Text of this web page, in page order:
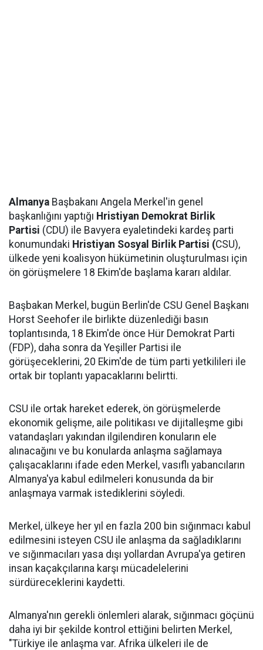
Almanya Başbakanı Angela Merkel'in genel
başkanlığını yaptığı Hristiyan Demokrat Birlik
Partisi (CDU) ile Bavyera eyaletindeki kardeş parti
konumundaki Hristiyan Sosyal Birlik Partisi (CSU),
ülkede yeni koalisyon hükümetinin oluşturulması için
ön görüşmelere 18 Ekim'de başlama kararı aldılar.
Başbakan Merkel, bugün Berlin'de CSU Genel Başkanı
Horst Seehofer ile birlikte düzenlediği basın
toplantısında, 18 Ekim'de önce Hür Demokrat Parti
(FDP), daha sonra da Yeşiller Partisi ile
görüşeceklerini, 20 Ekim'de de tüm parti yetkilileri ile
ortak bir toplantı yapacaklarını belirtti.
CSU ile ortak hareket ederek, ön görüşmelerde
ekonomik gelişme, aile politikası ve dijitalleşme gibi
vatandaşları yakından ilgilendiren konuların ele
alınacağını ve bu konularda anlaşma sağlamaya
çalışacaklarını ifade eden Merkel, vasıflı yabancıların
Almanya'ya kabul edilmeleri konusunda da bir
anlaşmaya varmak istediklerini söyledi.
Merkel, ülkeye her yıl en fazla 200 bin sığınmacı kabul
edilmesini isteyen CSU ile anlaşma da sağladıklarını
ve sığınmacıları yasa dışı yollardan Avrupa'ya getiren
insan kaçakçılarına karşı mücadelelerini
sürdüreceklerini kaydetti.
Almanya'nın gerekli önlemleri alarak, sığınmacı göçünü
daha iyi bir şekilde kontrol ettiğini belirten Merkel,
"Türkiye ile anlaşma var. Afrika ülkeleri ile de